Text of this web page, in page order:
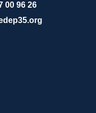
00 96 26